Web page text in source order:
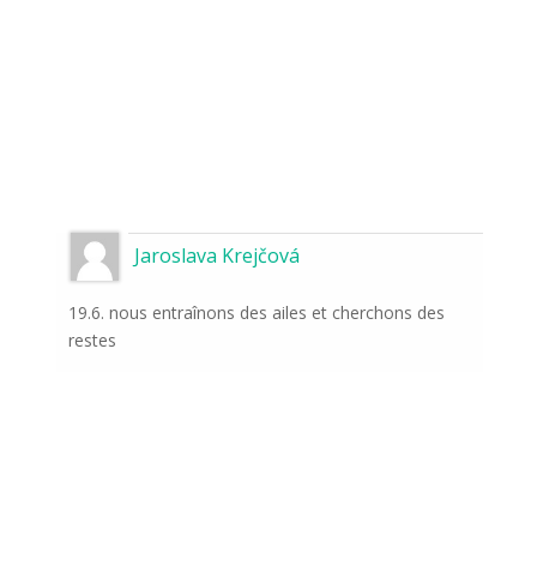
Jaroslava Krejčová
19.6. nous entraînons des ailes et cherchons des
restes